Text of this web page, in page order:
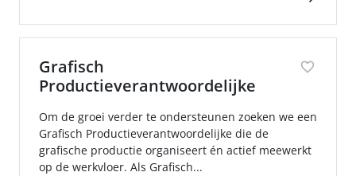
Grafisch
Productieverantwoordelijke
Om de groei verder te ondersteunen zoeken we een
Grafisch Productieverantwoordelijke die de
grafische productie organiseert én actief meewerkt
op de werkvloer. Als Grafisch...